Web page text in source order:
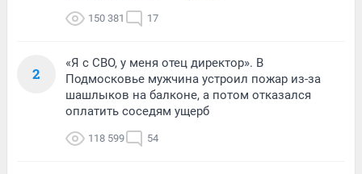
150 381 17
2
«Я с СВО, у меня отец директор». В
Подмосковье мужчина устроил пожар из-за
шашлыков на балконе, а потом отказался
оплатить соседям ущерб
118 599 54